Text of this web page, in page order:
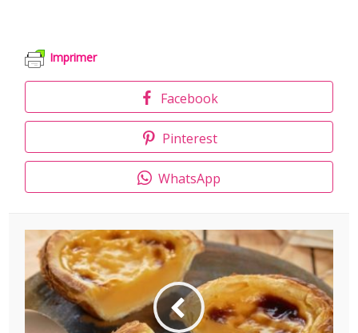
Imprimer
Facebook
Pinterest
WhatsApp